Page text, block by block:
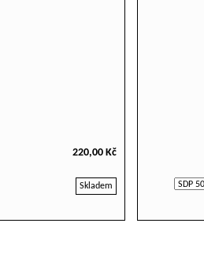
220,00 Kč
Skladem